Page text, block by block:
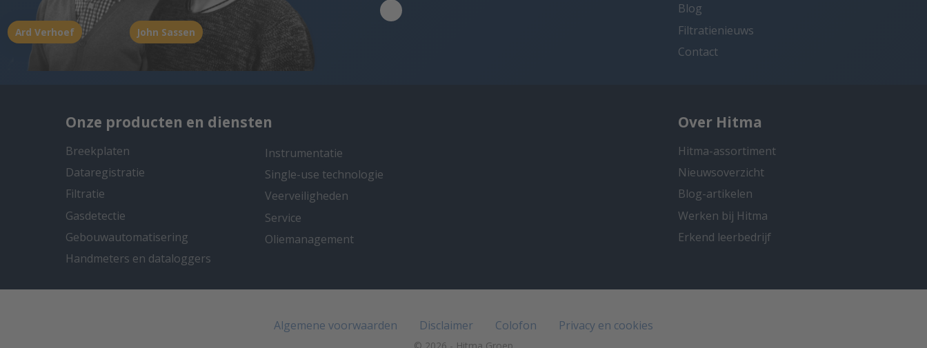
Ard Verhoef John Sassen
Blog
Filtratienieuws
Contact
Onze producten en diensten
Breekplaten
Dataregistratie
Filtratie
Gasdetectie
Gebouwautomatisering
Handmeters en dataloggers
Instrumentatie
Single-use technologie
Veerveiligheden
Service
Oliemanagement
Over Hitma
Hitma-assortiment
Nieuwsoverzicht
Blog-artikelen
Werken bij Hitma
Erkend leerbedrijf
Algemene voorwaarden Disclaimer Colofon Privacy en cookies